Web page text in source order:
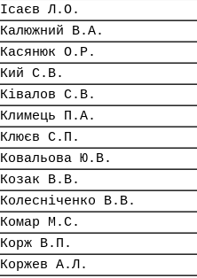
Ісаєв Л.О.
Калюжний В.А.
Касянюк О.Р.
Кий С.В.
Ківалов С.В.
Климець П.А.
Клюєв С.П.
Ковальова Ю.В.
Козак В.В.
Колесніченко В.В.
Комар М.С.
Корж В.П.
Коржев А.Л.